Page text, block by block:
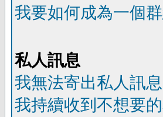
我要如何成為一個
私人訊息
我無法寄出私人訊
我持續收到不想要